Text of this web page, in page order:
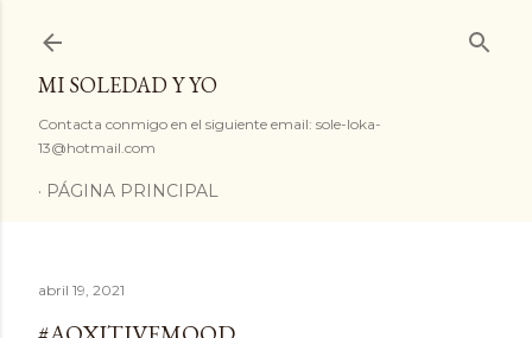
MI SOLEDAD Y YO
Contacta conmigo en el siguiente email: sole-loka-
13@hotmail.com
PÁGINA PRINCIPAL
abril 19, 2021